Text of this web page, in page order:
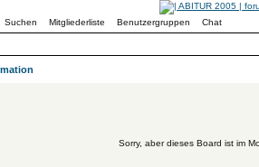
Suchen Mitgliederliste Benutzergruppen Chat
Sorry, aber dieses Board ist im